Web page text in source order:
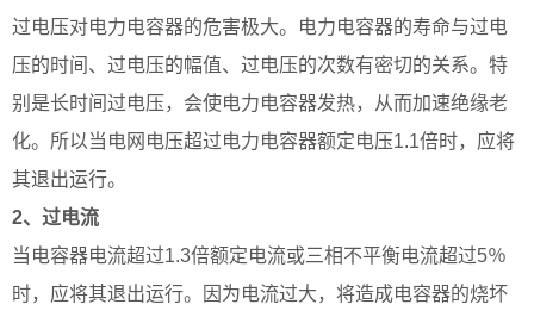
过电压对电力电容器的危害极大。电力电容器的寿命与过电
压的时间、过电压的幅值、过电压的次数有密切的关系。特
别是长时间过电压，会使电力电容器发热，从而加速绝缘老
化。所以当电网电压超过电力电容器额定电压1.1倍时，应将
其退出运行。
2、过电流
当电容器电流超过1.3倍额定电流或三相不平衡电流超过5％
时，应将其退出运行。因为电流过大，将造成电容器的烧坏